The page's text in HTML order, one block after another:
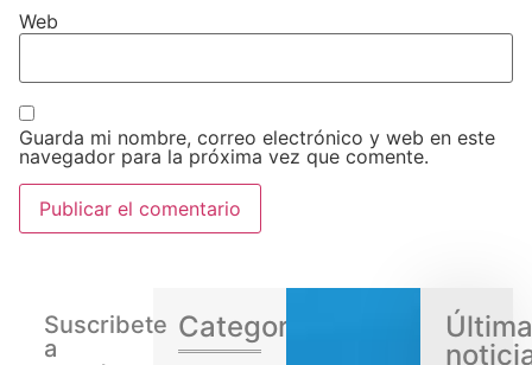
Web
Guarda mi nombre, correo electrónico y web en este
navegador para la próxima vez que comente.
Suscribete
a
Categorias